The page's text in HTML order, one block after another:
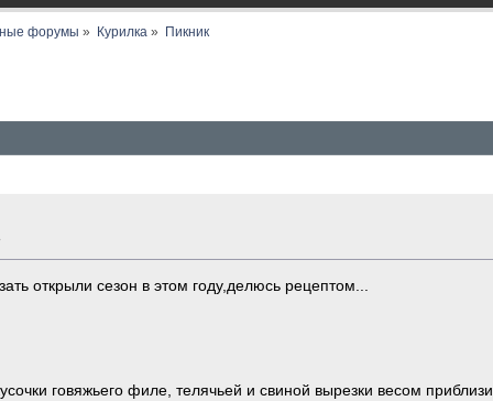
форумы » Курилка » Пикник
открыли сезон в этом году,делюсь рецептом...
говяжьего филе, телячьей и свиной вырезки весом